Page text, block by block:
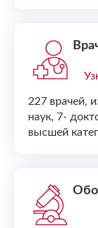
227 врачей,
наук, 7-
высшей